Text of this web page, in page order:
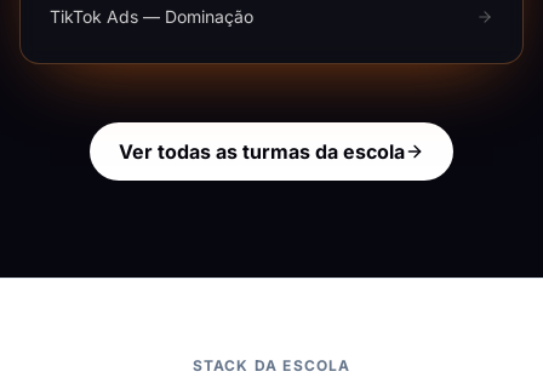
TikTok Ads — Dominação
Ver todas as turmas da escola
STACK DA ESCOLA